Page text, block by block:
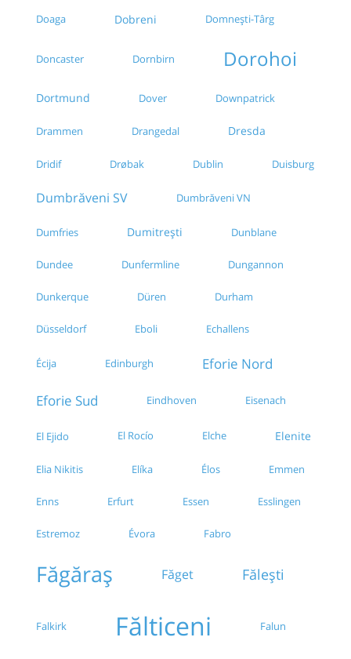
Doaga Dobreni Domneşti-Târg
Doncaster Dornbirn Dorohoi
Dortmund Dover Downpatrick
Drammen Drangedal Dresda
Dridif Drøbak Dublin Duisburg
Dumbrăveni SV Dumbrăveni VN
Dumfries Dumitrești Dunblane
Dundee Dunfermline Dungannon
Dunkerque Düren Durham
Düsseldorf Eboli Echallens
Écija Edinburgh Eforie Nord
Eforie Sud Eindhoven Eisenach
El Ejido El Rocío Elche Elenite
Elia Nikitis Elíka Élos Emmen
Enns Erfurt Essen Esslingen
Estremoz Évora Fabro
Făgăraș Făget Fălești
Falkirk Fălticeni Falun